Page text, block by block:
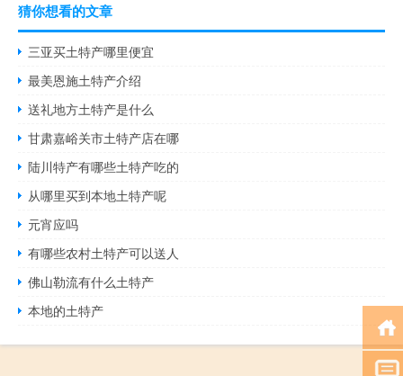
猜你想看的文章
三亚买土特产哪里便宜
最美恩施土特产介绍
送礼地方土特产是什么
甘肃嘉峪关市土特产店在哪
陆川特产有哪些土特产吃的
从哪里买到本地土特产呢
元宵应吗
有哪些农村土特产可以送人
佛山勒流有什么土特产
本地的土特产